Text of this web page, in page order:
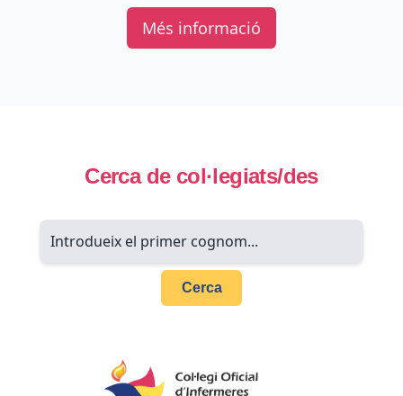
Més informació
Cerca de col·legiats/des
Cerca